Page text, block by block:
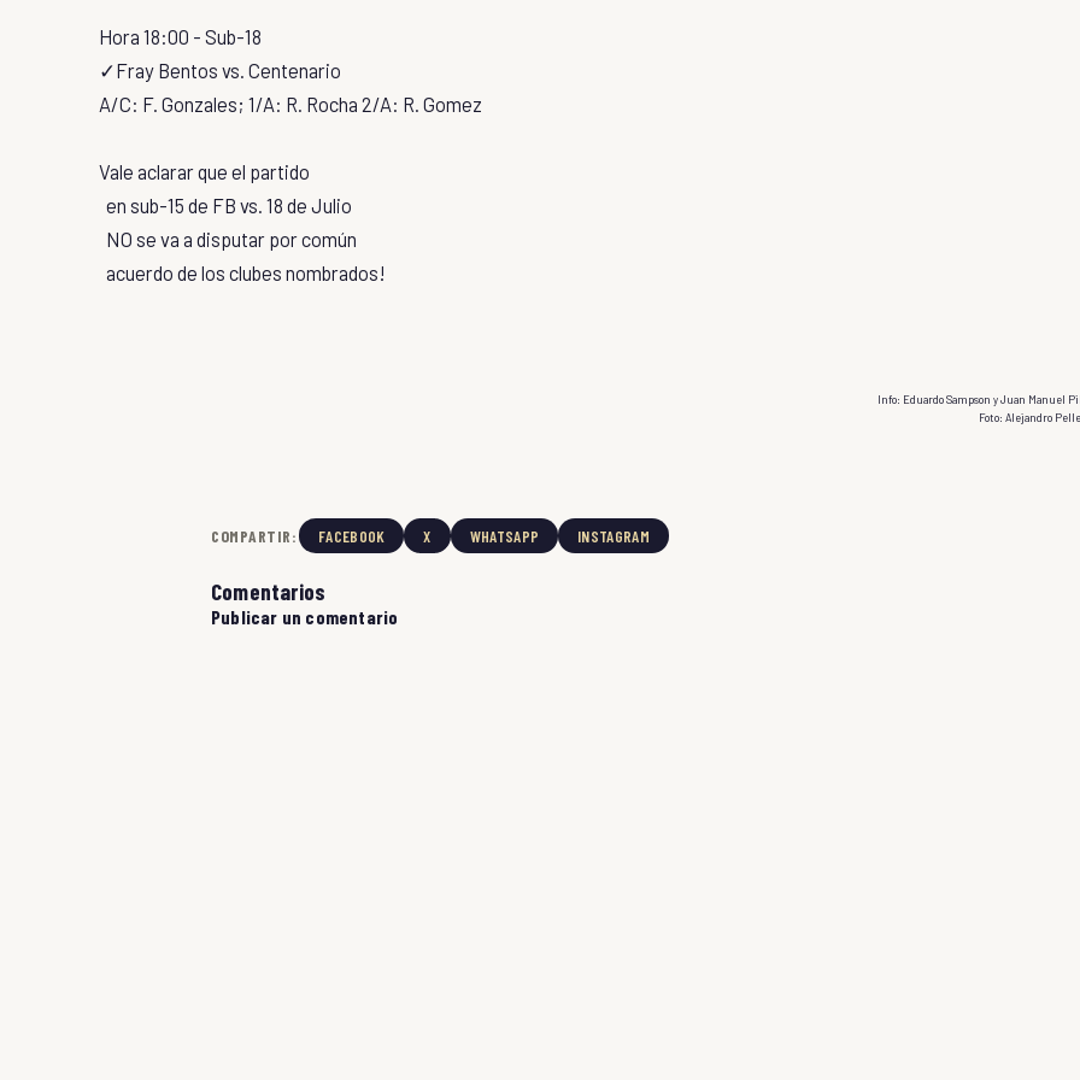
Hora 18:00 - Sub-18
✓Fray Bentos vs. Centenario
A/C: F. Gonzales; 1/A: R. Rocha 2/A: R. Gomez
Vale aclarar que el partido
en sub-15 de FB vs. 18 de Julio
NO se va a disputar por común
acuerdo de los clubes nombrados!
Info: Eduardo Sampson y Juan Manuel
Foto: Alejandro
COMPARTIR: FACEBOOK X WHATSAPP INSTAGRAM
Comentarios
Publicar un comentario